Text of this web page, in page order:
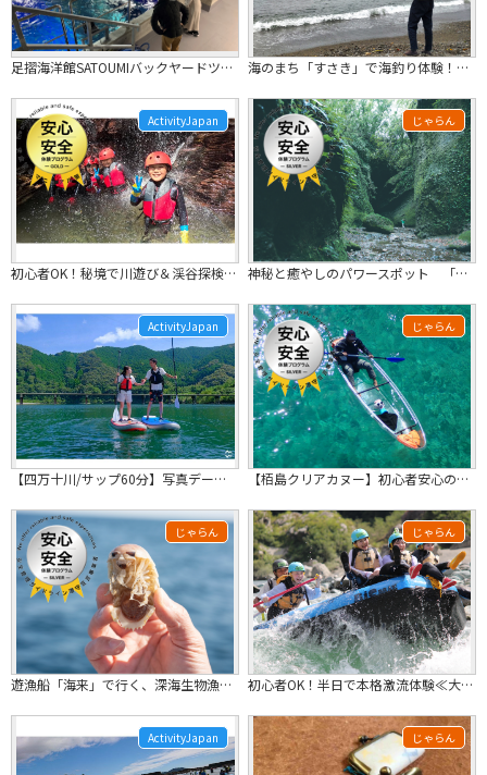
足摺海洋館SATOUMIバックヤードツアー 海のまち「すさき」で海釣り体験！釣り竿・リール・仕掛け貸出。釣った魚も美味しく食...
初心者OK！秘境で川遊び＆渓谷探検♪ミニシャワークライミング【吉野川・高知】大豊ICから約15分｜グループ・カップル・お一人様
ActivityJapan
神秘と癒やしのパワースポット 「伊尾木洞」ガイドツアー（60分通常コース）～20...
じゃらん
【四万十川/サップ60分】写真データ無料！おてがるコースは初めてでも大丈夫♪ワンちゃんも♪
ActivityJapan
【栢島クリアカヌー】初心者安心のガイド付き３時間＼濡れなくても手が届きそうな距離...
じゃらん
遊漁船「海来」で行く、深海生物漁業体験！！【お子様も安心！】
じゃらん
初心者OK！半日で本格激流体験≪大歩危ラフティング半日ツアー≫ 半日で本格激流！...
じゃらん
ActivityJapan じゃらん